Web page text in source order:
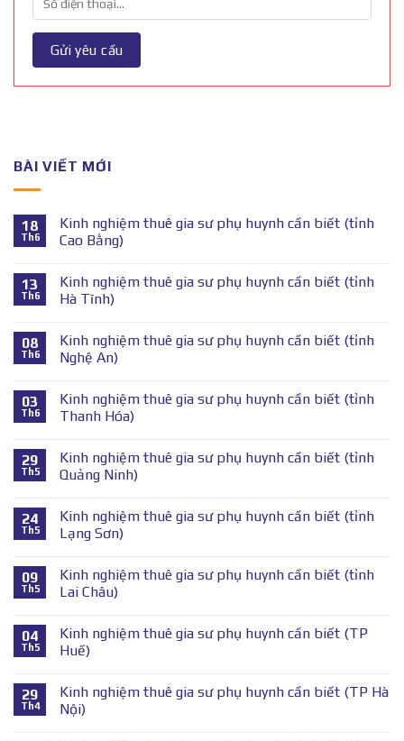
BÀI VIẾT MỚI
18
Th6
Kinh nghiệm thuê gia sư phụ huynh cần biết (tỉnh
Cao Bằng)
13
Th6
Kinh nghiệm thuê gia sư phụ huynh cần biết (tỉnh
Hà Tĩnh)
08
Th6
Kinh nghiệm thuê gia sư phụ huynh cần biết (tỉnh
Nghệ An)
03
Th6
Kinh nghiệm thuê gia sư phụ huynh cần biết (tỉnh
Thanh Hóa)
29
Th5
Kinh nghiệm thuê gia sư phụ huynh cần biết (tỉnh
Quảng Ninh)
24
Th5
Kinh nghiệm thuê gia sư phụ huynh cần biết (tỉnh
Lạng Sơn)
09
Th5
Kinh nghiệm thuê gia sư phụ huynh cần biết (tỉnh
Lai Châu)
04
Th5
Kinh nghiệm thuê gia sư phụ huynh cần biết (TP
Huế)
29
Th4
Kinh nghiệm thuê gia sư phụ huynh cần biết (TP Hà
Nội)